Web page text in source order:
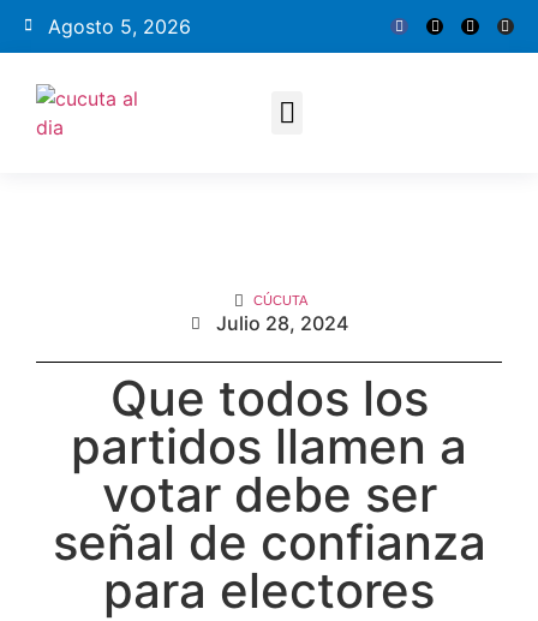
Agosto 5, 2026
CÚCUTA
Julio 28, 2024
Que todos los
partidos llamen a
votar debe ser
señal de confianza
para electores